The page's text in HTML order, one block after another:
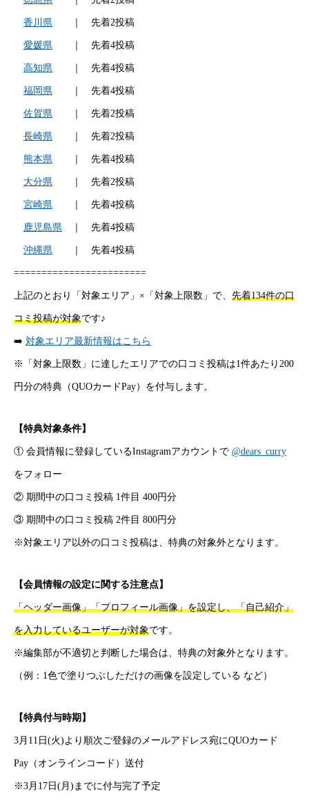
HOME
香川県 ｜ 先着2投稿
愛媛県 ｜ 先着4投稿
高知県 ｜ 先着4投稿
福岡県 ｜ 先着4投稿
佐賀県 ｜ 先着2投稿
長崎県 ｜ 先着2投稿
熊本県 ｜ 先着4投稿
大分県 ｜ 先着2投稿
宮崎県 ｜ 先着4投稿
鹿児島県 ｜ 先着4投稿
沖縄県 ｜ 先着4投稿
========================
上記のとおり「対象エリア」×「対象上限数」で、 先着134件の口
コミ投稿が対象です♪
➡️ 対象エリア最新情報はこちら
※「対象上限数」に達したエリアでの口コミ投稿は1件あたり200
円分の特典（QUOカードPay）を付与します。
【特典対象条件】
① 会員情報に登録しているInstagramアカウントで @dears_curry
をフォロー
② 期間中の口コミ投稿 1件目 400円分
③ 期間中の口コミ投稿 2件目 800円分
※対象エリア以外の口コミ投稿は、特典の対象外となります。
【会員情報の設定に関する注意点】
「ヘッダー画像」「プロフィール画像」を設定し、「自己紹介」
を入力しているユーザーが対象です。
※編集部が不適切と判断した場合は、特典の対象外となります。
（例：1色で塗りつぶしただけの画像を設定している など）
【特典付与時期】
3月11日(火)より順次ご登録のメールアドレス宛にQUOカード
Pay（オンラインコード）送付
※3月17日(月)までに付与完了予定